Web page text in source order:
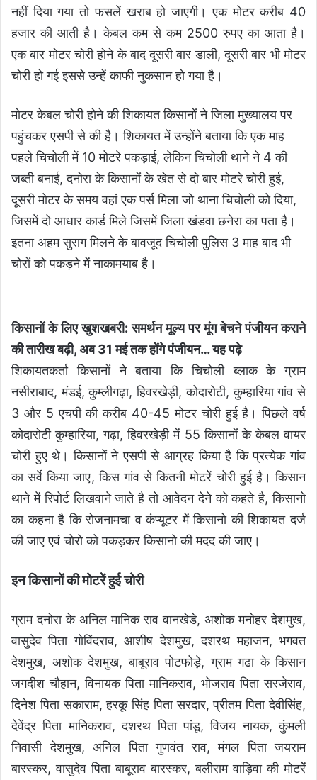
नहीं दिया गया तो फसलें खराब हो जाएगी। एक मोटर करीब 40
हजार की आती है। केबल कम से कम 2500 रुपए का आता है।
एक बार मोटर चोरी होने के बाद दूसरी बार डाली, दूसरी बार भी मोटर
चोरी हो गई इससे उन्हें काफी नुकसान हो गया है।
मोटर केबल चोरी होने की शिकायत किसानों ने जिला मुख्यालय पर
पहुंचकर एसपी से की है। शिकायत में उन्होंने बताया कि एक माह
पहले चिचोली में 10 मोटरे पकड़ाई, लेकिन चिचोली थाने ने 4 की
जब्ती बनाई, दनोरा के किसानों के खेत से दो बार मोटरे चोरी हुई,
दूसरी मोटर के समय वहां एक पर्स मिला जो थाना चिचोली को दिया,
जिसमें दो आधार कार्ड मिले जिसमें जिला खंडवा छनेरा का पता है।
इतना अहम सुराग मिलने के बावजूद चिचोली पुलिस 3 माह बाद भी
चोरों को पकड़ने में नाकामयाब है।
किसानों के लिए खुशखबरी: समर्थन मूल्य पर मूंग बेचने पंजीयन कराने
की तारीख बढ़ी, अब 31 मई तक होंगे पंजीयन… यह पढ़े
शिकायतकर्ता किसानों ने बताया कि चिचोली ब्लाक के ग्राम
नसीराबाद, मंडई, कुम्लीगढ़ा, हिवरखेड़ी, कोदारोटी, कुम्हारिया गांव से
3 और 5 एचपी की करीब 40-45 मोटर चोरी हुई है। पिछले वर्ष
कोदारोटी कुम्हारिया, गढ़ा, हिवरखेड़ी में 55 किसानों के केबल वायर
चोरी हुए थे। किसानों ने एसपी से आग्रह किया है कि प्रत्येक गांव
का सर्वे किया जाए, किस गांव से कितनी मोटरेें चोरी हुई है। किसान
थाने में रिपोर्ट लिखवाने जाते है तो आवेदन देने को कहते है, किसानो
का कहना है कि रोजनामचा व कंप्यूटर में किसानो की शिकायत दर्ज
की जाए एवं चोरो को पकड़कर किसानो की मदद की जाए।
इन किसानों की मोटरेें हुई चोरी
ग्राम दनोरा के अनिल मानिक राव वानखेडे, अशोक मनोहर देशमुख,
वासुदेव पिता गोविंदराव, आशीष देशमुख, दशरथ महाजन, भगवत
देशमुख, अशोक देशमुख, बाबूराव पोटफोड़े, ग्राम गढा के किसान
जगदीश चौहान, विनायक पिता मानिकराव, भोजराव पिता सरजेराव,
दिनेश पिता सकाराम, हरकू सिंह पिता सरदार, प्रीतम पिता देवीसिंह,
देवेंद्र पिता मानिकराव, दशरथ पिता पांडू, विजय नायक, कुंमली
निवासी देशमुख, अनिल पिता गुणवंत राव, मंगल पिता जयराम
बारस्कर, वासुदेव पिता बाबूराव बारस्कर, बलीराम वाड़िवा की मोटरेें